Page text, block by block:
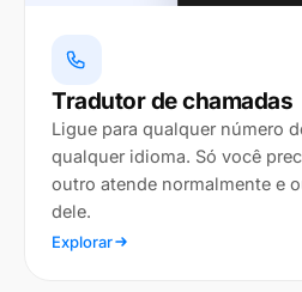
Tradutor de chamadas
Ligue para qualquer número
qualquer idioma. Só você
outro atende normalmente e
dele.
Explorar